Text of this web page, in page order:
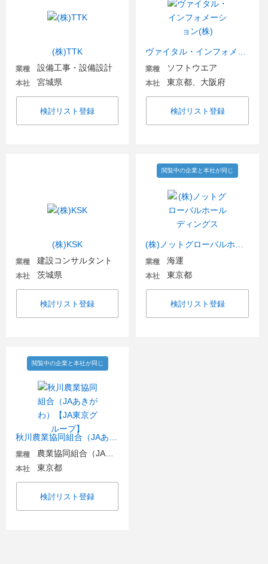
(株)TTK
業種 設備工事・設備設計
本社 宮城県
検討リスト登録
業種 ソフトウエア
本社 東京都、大阪府
検討リスト登録
(株)KSK
業種 建設コンサルタント
本社 茨城県
検討リスト登録
閲覧中の企業と本社が同じ
業種 海運
本社 東京都
検討リスト登録
閲覧中の企業と本社が同じ
業種
本社 東京都
検討リスト登録